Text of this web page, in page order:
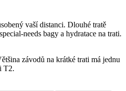
vaší distanci. Dlouhé tratě
needs bagy a hydratace na trati.
závodů na krátké trati má jednu
T2.